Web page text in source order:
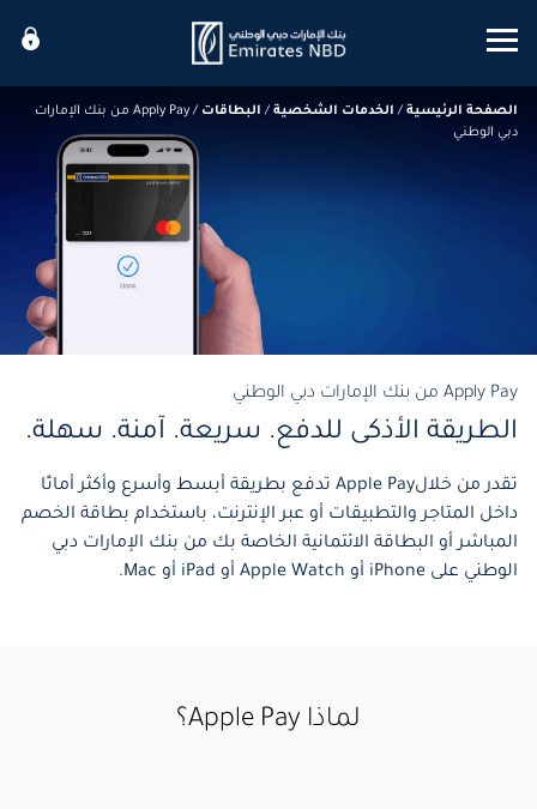
Mobile menu
الصفحة الرئيسية / الخدمات الشخصية / البطاقات /
Apply Pay من بنك الإمارات
دبي الوطني
Apply Pay من بنك الإمارات دبي الوطني
الطريقة الأذكى للدفع. سريعة. آمنة. سهلة.
تقدر من خلالApple Pay تدفع بطريقة أبسط وأسرع وأكثر أمانًا
داخل المتاجر والتطبيقات أو عبر الإنترنت، باستخدام بطاقة الخصم
المباشر أو البطاقة الائتمانية الخاصة بك من بنك الإمارات دبي
الوطني على iPhone أو Apple Watch أو iPad أو Mac.
لماذا Apple Pay؟